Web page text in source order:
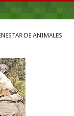
DE ANIMALES